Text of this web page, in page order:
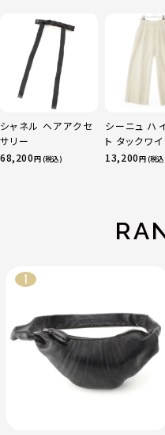
G36424 ブ
シャネル ヘアアクセ
サリー
68,200円 (税込)
シーニュ ハ
ト タックワ
ツ ボトムス
13,200円 (税